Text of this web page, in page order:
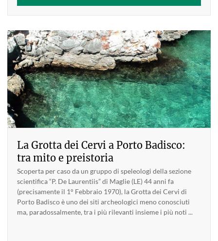
La Grotta dei Cervi a Porto Badisco:
tra mito e preistoria
Scoperta per caso da un gruppo di speleologi della sezione
scientifica “P. De Laurentiis” di Maglie (LE) 44 anni fa
(precisamente il 1° Febbraio 1970), la Grotta dei Cervi di
Porto Badisco è uno dei siti archeologici meno conosciuti
ma, paradossalmente, tra i più rilevanti insieme i più noti ...